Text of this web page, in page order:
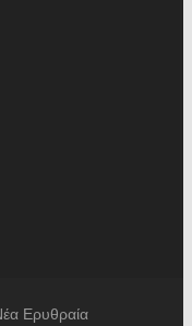
Ερυθραία